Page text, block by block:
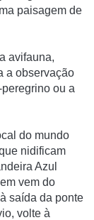
paisagem de
avifauna,
a observação
ou a
do mundo
nidificam
Azul
vem do
saída da ponte
volte à